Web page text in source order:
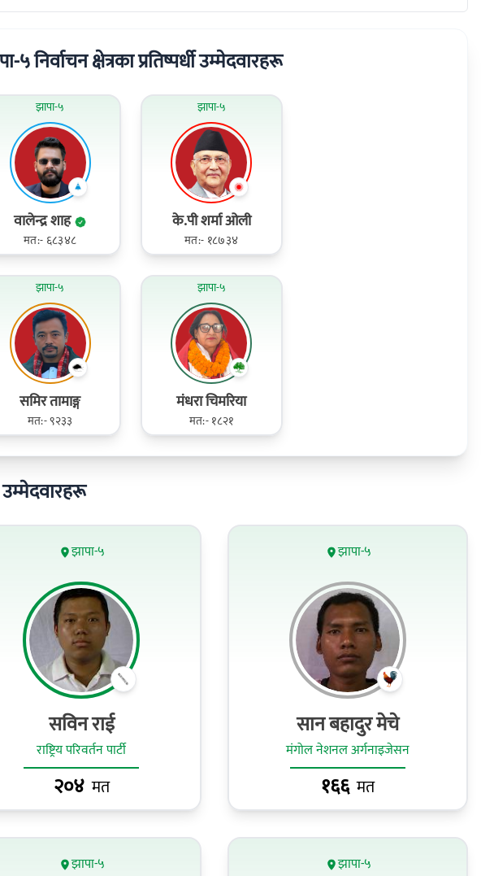
५ निर्वाचन क्षेत्रका प्रतिष्पर्धी उम्मेदवारहरू
झापा-५
वालेन्द्र शाह
मत:- ६८३४८
झापा-५
के.पी शर्मा ओली
मत:- १८७३४
झापा-५
समिर तामाङ्ग
मत:- ९२३३
झापा-५
मंधरा चिमरिया
मत:- १८२१
उम्मेदवारहरू
झापा-५
सविन राई
राष्ट्रिय परिवर्तन पार्टी
२०४ मत
झापा-५
सान बहादुर मेचे
मंगोल नेशनल अर्गनाइजेसन
१६६ मत
झापा-५ झापा-५